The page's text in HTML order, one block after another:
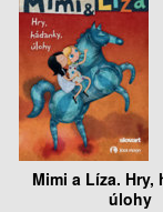
Mimi a Líza. Hry,
úlohy